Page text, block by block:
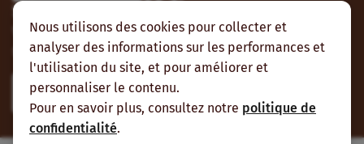
Nous utilisons des cookies pour collecter et
analyser des informations sur les performances et
l'utilisation du site, et pour améliorer et
personnaliser le contenu.
Pour en savoir plus, consultez notre politique de
confidentialité.
Suivez-nous
Vous pouvez aussi vous abonner à nos flux RSS et nous
suivre sur les réseaux sociaux.